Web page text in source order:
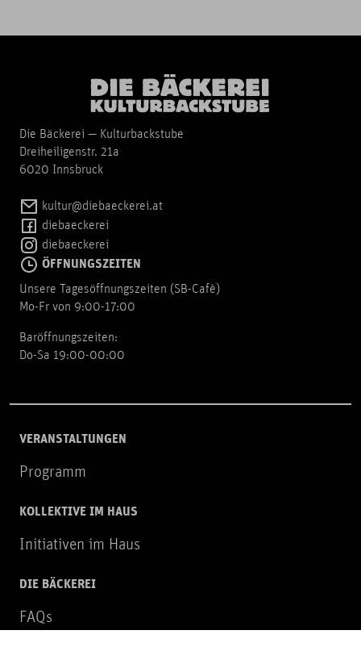
Die Bäckerei — Kulturbackstube
Dreiheiligenstr. 21a
6020 Innsbruck
kultur@diebaeckerei.at
diebaeckerei
diebaeckerei
ÖFFNUNGSZEITEN
Unsere Tagesöffnungszeiten (SB-Cafè)
Mo-Fr von 9:00-17:00
Baröffnungszeiten:
Do-Sa 19:00-00:00
VERANSTALTUNGEN
Programm
KOLLEKTIVE IM HAUS
Initiativen im Haus
DIE BÄCKEREI
FAQs